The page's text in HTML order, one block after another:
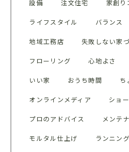
設備 注文住宅 家創り
ライフスタイル バランス
地域工務店 失敗しない家
フローリング 心地よさ
いい家 おうち時間 ち
オンラインメディア ショ
プロのアドバイス メンテ
モルタル仕上げ ランニン